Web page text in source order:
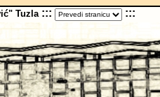
Tuzla ::: :::